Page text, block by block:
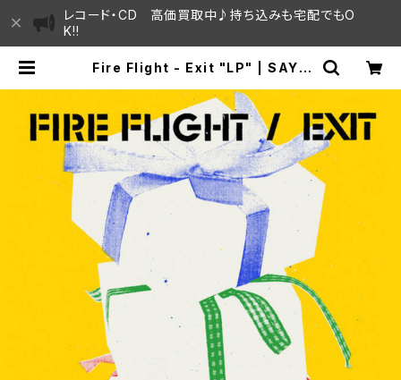
レコード・CD 高価買取中♪持ち込みも宅配でもO
K!!
Fire Flight - Exit "LP" | SAYA
♫見晴らしの良いレコード屋